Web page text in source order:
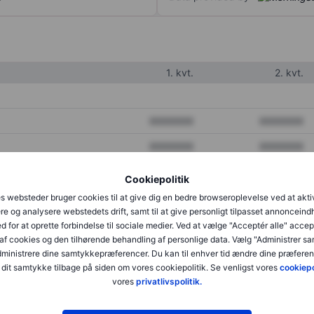
Cookiepolitik
websteder bruger cookies til at give dig en bedre browseroplevelse ved at
og analysere webstedets drift, samt til at give personligt tilpasset
for at oprette forbindelse til sociale medier. Ved at vælge "Acceptér alle"
cookies og den tilhørende behandling af personlige data. Vælg "Administrer
dine samtykkepræferencer. Du kan til enhver tid ændre dine
samtykke tilbage på siden om vores cookiepolitik. Se venligst vores
vores privatlivspolitik.
1. kvt. 2. kvt.
XXXXXXX XXXXXXX
XXXXXXX